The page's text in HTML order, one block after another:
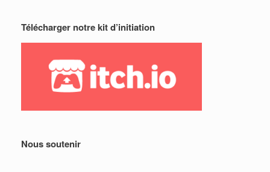
Télécharger notre kit d’initiation
Nous soutenir